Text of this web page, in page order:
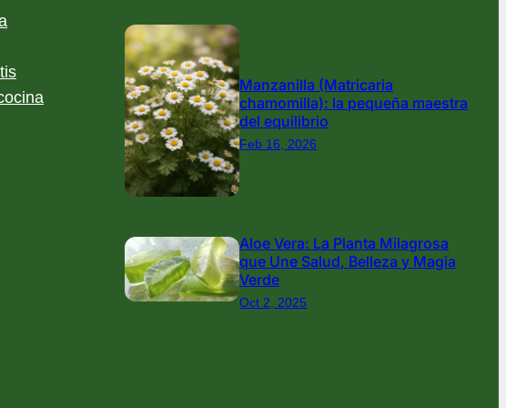
Manzanilla (Matricaria
chamomilla): la pequeña maestra
del equilibrio
Feb 16, 2026
Aloe Vera: La Planta Milagrosa
que Une Salud, Belleza y Magia
Verde
Oct 2, 2025